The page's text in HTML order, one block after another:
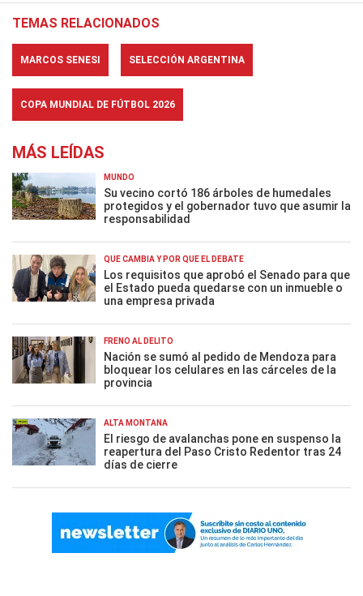
TEMAS RELACIONADOS
MARCOS SENESI SELECCIÓN ARGENTINA
COPA MUNDIAL DE FÚTBOL 2026
MÁS LEÍDAS
MUNDO
Su vecino cortó 186 árboles de humedales
protegidos y el gobernador tuvo que asumir la
responsabilidad
QUÉ CAMBIA Y POR QUÉ EL DEBATE
Los requisitos que aprobó el Senado para que
el Estado pueda quedarse con un inmueble o
una empresa privada
FRENO AL DELITO
Nación se sumó al pedido de Mendoza para
bloquear los celulares en las cárceles de la
provincia
ALTA MONTAÑA
El riesgo de avalanchas pone en suspenso la
reapertura del Paso Cristo Redentor tras 24
días de cierre